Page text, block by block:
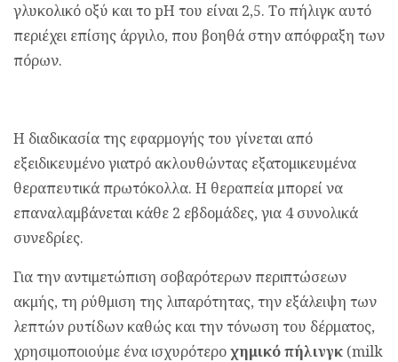
γλυκολικό οξύ και το pH του είναι 2,5. Το πήλιγκ αυτό
περιέχει επίσης άργιλο, που βοηθά στην απόφραξη των
πόρων.
Η διαδικασία της εφαρμογής του γίνεται από
εξειδικευμένο γιατρό ακλουθώντας εξατομικευμένα
θεραπευτικά πρωτόκολλα. Η θεραπεία μπορεί να
επαναλαμβάνεται κάθε 2 εβδομάδες, για 4 συνολικά
συνεδρίες.
Για την αντιμετώπιση σοβαρότερων περιπτώσεων
ακμής, τη ρύθμιση της λιπαρότητας, την εξάλειψη των
λεπτών ρυτίδων καθώς και την τόνωση του δέρματος,
χρησιμοποιούμε ένα ισχυρότεροχημικό πήλινγκ (milk